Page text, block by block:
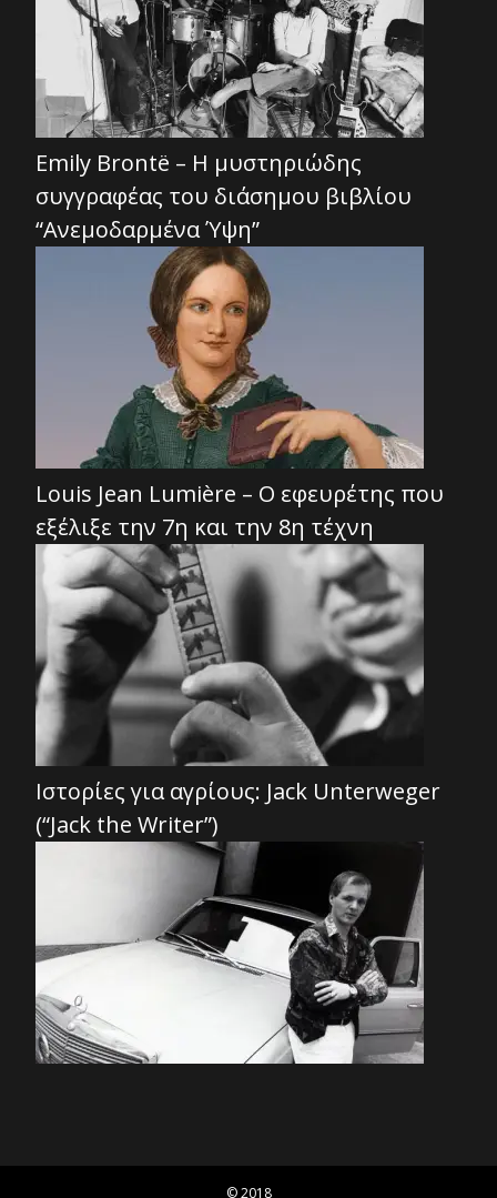
Emily Brontë – Η μυστηριώδης
συγγραφέας του διάσημου βιβλίου
“Ανεμοδαρμένα Ύψη”
Louis Jean Lumière – Ο εφευρέτης που
εξέλιξε την 7η και την 8η τέχνη
Ιστορίες για αγρίους: Jack Unterweger
(“Jack the Writer”)
© 2018